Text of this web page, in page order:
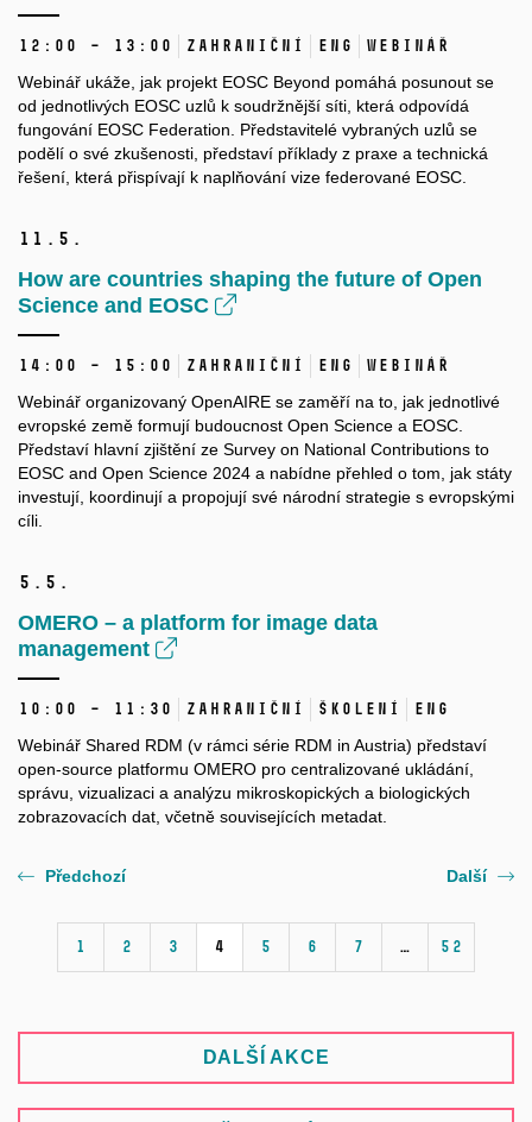
12:00 – 13:00 Zahraniční ENG Webinář
Webinář ukáže, jak projekt EOSC Beyond pomáhá posunout se
od jednotlivých EOSC uzlů k soudržnější síti, která odpovídá
fungování EOSC Federation. Představitelé vybraných uzlů se
podělí o své zkušenosti, představí příklady z praxe a technická
řešení, která přispívají k naplňování vize federované EOSC.
11. 5.
How are countries shaping the future of Open
Science and EOSC
14:00 – 15:00 Zahraniční ENG Webinář
Webinář organizovaný OpenAIRE se zaměří na to, jak jednotlivé
evropské země formují budoucnost Open Science a EOSC.
Představí hlavní zjištění ze Survey on National Contributions to
EOSC and Open Science 2024 a nabídne přehled o tom, jak státy
investují, koordinují a propojují své národní strategie s evropskými
cíli.
5. 5.
OMERO – a platform for image data
management
10:00 – 11:30 Zahraniční Školení ENG
Webinář Shared RDM (v rámci série RDM in Austria) představí
open-source platformu OMERO pro centralizované ukládání,
správu, vizualizaci a analýzu mikroskopických a biologických
zobrazovacích dat, včetně souvisejících metadat.
Předchozí
1 2 3 4 5 6 7 … 52
Další
DALŠÍ AKCE